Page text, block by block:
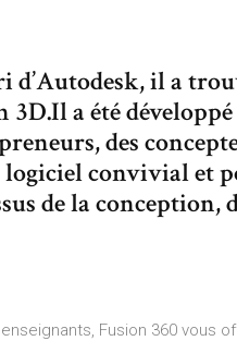
d’Autodesk, il a
3D.Il a été
des
logiciel convivial et
de la conception,
Fusion 360 vous